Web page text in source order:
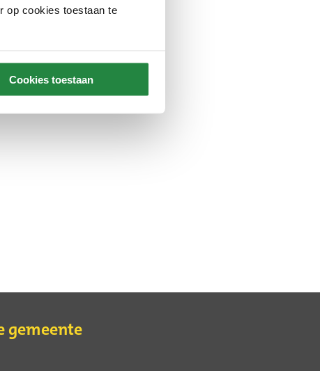
op cookies toestaan te
Cookies toestaan
gemeente